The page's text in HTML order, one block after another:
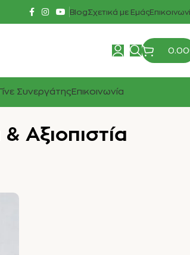
BlogΣχετικά με Εμάς
0.00
Γίνε Συνεργάτης Επικοινωνία
Αξιοπιστία